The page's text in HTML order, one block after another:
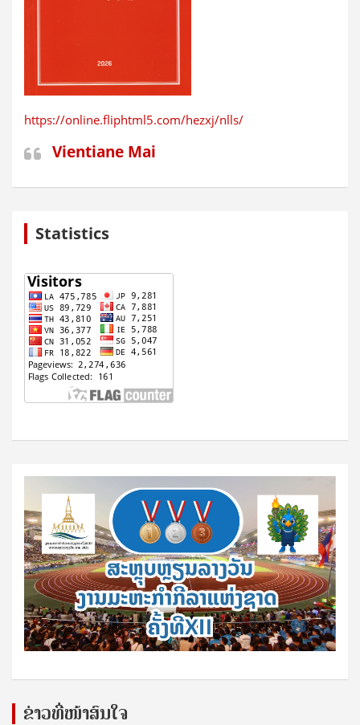
https://online.fliphtml5.com/hezxj/nlls/
Vientiane Mai
Statistics
ຂ່າວທີ່ໜ້າສົນໃຈ